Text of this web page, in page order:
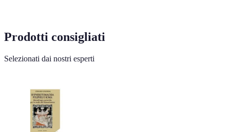
Prodotti consigliati
Selezionati dai nostri esperti